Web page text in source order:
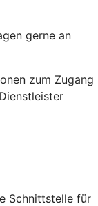
gerne an
zum Zugang
Schnittstelle für